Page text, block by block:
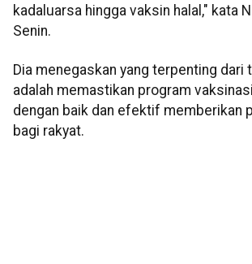
kadaluarsa hingga vaksin halal," kata
Senin.
Dia menegaskan yang terpenting dari
adalah memastikan program
dengan baik dan efektif memberikan
bagi rakyat.